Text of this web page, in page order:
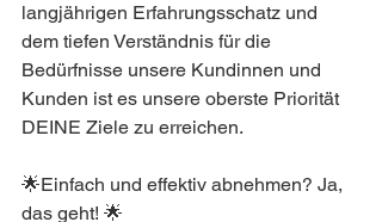
langjährigen Erfahrungsschatz und
dem tiefen Verständnis für die
Bedürfnisse unsere Kundinnen und
Kunden ist es unsere oberste Priorität
DEINE Ziele zu erreichen.
🌟Einfach und effektiv abnehmen? Ja,
das geht! 🌟